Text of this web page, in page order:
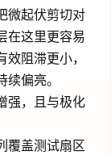
微起伏剪切对
在这里更容易
阻滞更小，
偏亮。
强，且与极化
覆盖测试扇区